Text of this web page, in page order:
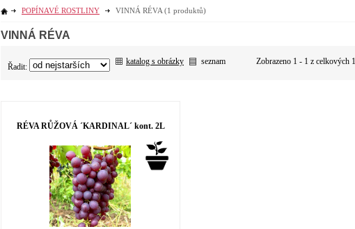
POPÍNAVÉ ROSTLINY VINNÁ RÉVA (1 produktů)
VINNÁ RÉVA
Řadit:
katalog s obrázky seznam Zobrazeno 1 - 1 z celkových 1
RÉVA RŮŽOVÁ ´KARDINAL´ kont. 2L